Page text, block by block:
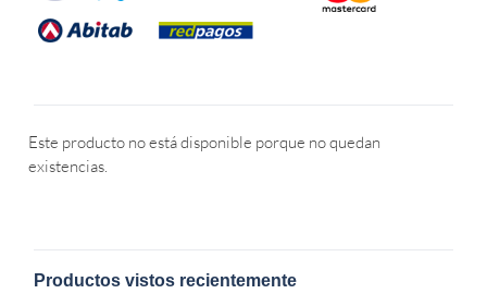
Este producto no está disponible porque no quedan
existencias.
Productos vistos recientemente